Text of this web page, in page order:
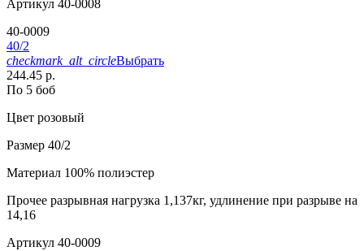
Артикул 40-0008
40-0009
40/2
checkmark_alt_circleВыбрать
244.45 р.
По 5 боб
Цвет розовый
Размер 40/2
Материал 100% полиэстер
Прочее разрывная нагрузка 1,137кг, удлинение при разрыве на
14,16
Артикул 40-0009